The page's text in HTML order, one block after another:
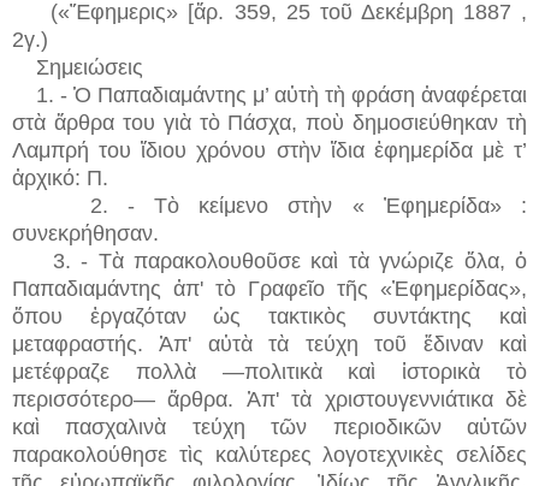
(«Ἔφημερις» [ἄρ. 359, 25 τοῦ Δεκέμβρη 1887 ,
2γ.)
Σημειώσεις
1. - Ὁ Παπαδιαμάντης μ’ αὐτὴ τὴ φράση ἀναφέρεται
στὰ ἄρθρα του γιὰ τὸ Πάσχα, ποὺ δημοσιεύθηκαν τὴ
Λαμπρή του ἴδιου χρόνου στὴν ἴδια ἐφημερίδα μὲ τ’
ἀρχικό: Π.
2. - Τὸ κείμενο στὴν « Ἐφημερίδα» :
συνεκρήθησαν.
3. - Τὰ παρακολουθοῦσε καὶ τὰ γνώριζε ὅλα, ὁ
Παπαδιαμάντης ἀπ' τὸ Γραφεῖο τῆς «Ἐφημερίδας»,
ὅπου ἐργαζόταν ὡς τακτικὸς συντάκτης καὶ
μεταφραστής. Ἀπ' αὐτὰ τὰ τεύχη τοῦ ἔδιναν καὶ
μετέφραζε πολλὰ —πολιτικὰ καὶ ἱστορικὰ τὸ
περισσότερο— ἄρθρα. Ἀπ' τὰ χριστουγεννιάτικα δὲ
καὶ πασχαλινὰ τεύχη τῶν περιοδικῶν αὐτῶν
παρακολούθησε τὶς καλύτερες λογοτεχνικὲς σελίδες